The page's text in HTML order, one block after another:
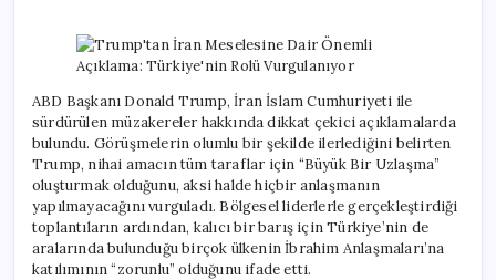
Önemli
Açıklama:
Rolü
Vurgulanıyor
için
ABD Başkanı Donald Trump, İran İslam Cumhuriyeti ile
sürdürülen müzakereler hakkında dikkat çekici açıklamalarda
bulundu. Görüşmelerin olumlu bir şekilde ilerlediğini belirten
Trump, nihai amacın tüm taraflar için “Büyük Bir Uzlaşma”
oluşturmak olduğunu, aksi halde hiçbir anlaşmanın
yapılmayacağını vurguladı. Bölgesel liderlerle gerçekleştirdiği
toplantıların ardından, kalıcı bir barış için Türkiye’nin de
aralarında bulunduğu birçok ülkenin İbrahim Anlaşmaları’na
katılımının “zorunlu” olduğunu ifade etti.